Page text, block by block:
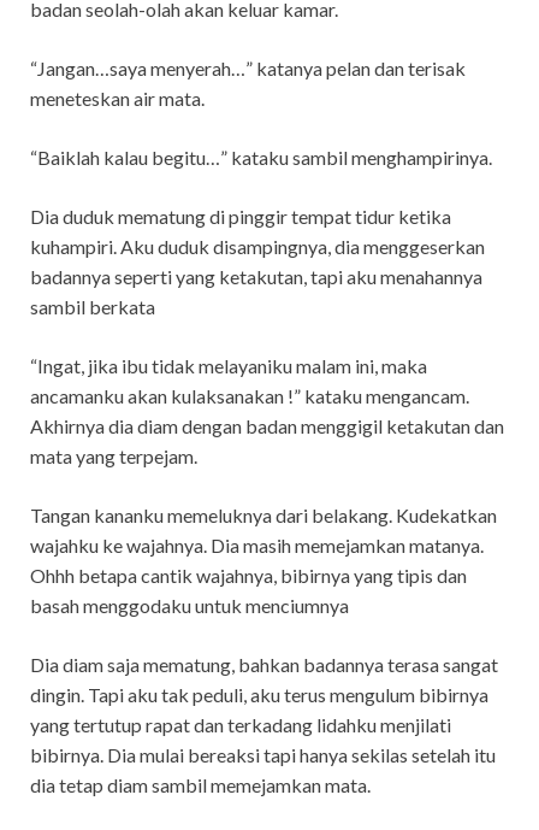
badan seolah-olah akan keluar kamar.
“Jangan…saya menyerah…” katanya pelan dan terisak
meneteskan air mata.
“Baiklah kalau begitu…” kataku sambil menghampirinya.
Dia duduk mematung di pinggir tempat tidur ketika
kuhampiri. Aku duduk disampingnya, dia menggeserkan
badannya seperti yang ketakutan, tapi aku menahannya
sambil berkata
“Ingat, jika ibu tidak melayaniku malam ini, maka
ancamanku akan kulaksanakan !” kataku mengancam.
Akhirnya dia diam dengan badan menggigil ketakutan dan
mata yang terpejam.
Tangan kananku memeluknya dari belakang. Kudekatkan
wajahku ke wajahnya. Dia masih memejamkan matanya.
Ohhh betapa cantik wajahnya, bibirnya yang tipis dan
basah menggodaku untuk menciumnya
Dia diam saja mematung, bahkan badannya terasa sangat
dingin. Tapi aku tak peduli, aku terus mengulum bibirnya
yang tertutup rapat dan terkadang lidahku menjilati
bibirnya. Dia mulai bereaksi tapi hanya sekilas setelah itu
dia tetap diam sambil memejamkan mata.